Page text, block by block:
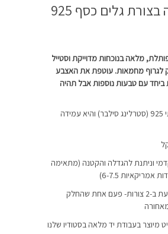
גלים כסף 925
מלאה בנוכחות מדוייקת וסטייל
מחמאות. עוטפת את האצבע
עם טבעות נוספות אבל תהיה
הטבעת מיוצרת מכסף אמיתי 925 (סטרלינג סילבר) והיא עמידה
וניתנת להגדלה והקטנה (מתאימה
שימו לב: ניתן לענוד את הטבעת ב-2 צורות- פעם אחת שהחלק
מיוצר בעבודת יד מלאה בסטודיו שלנו